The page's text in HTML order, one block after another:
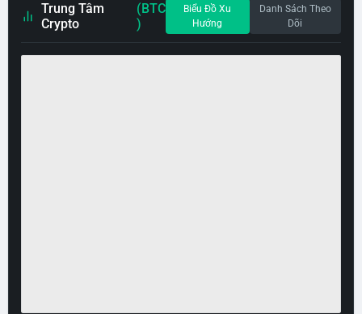
Trung Tâm
Crypto
(BTC
)
Biểu Đồ Xu
Hướng
Danh Sách Theo
Dõi